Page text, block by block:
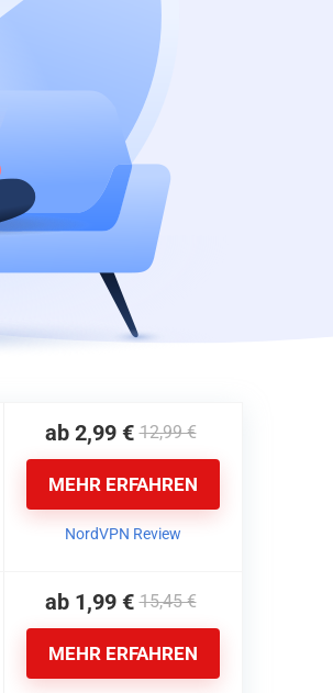
ab 2,99 € 12,99 €
MEHR ERFAHREN
NordVPN Review
ab 1,99 € 15,45 €
MEHR ERFAHREN